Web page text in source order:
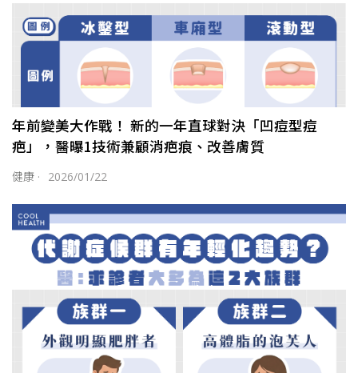
年前變美大作戰！ 新的一年直球對決「凹痘型痘
疤」，醫曝1技術兼顧消疤痕、改善膚質
健康 · 2026/01/22